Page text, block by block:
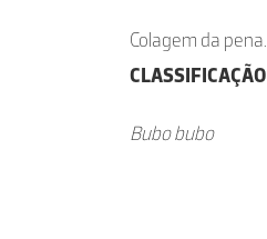
Colagem da pena.
CLASSIFICAÇÃO
Bubo bubo